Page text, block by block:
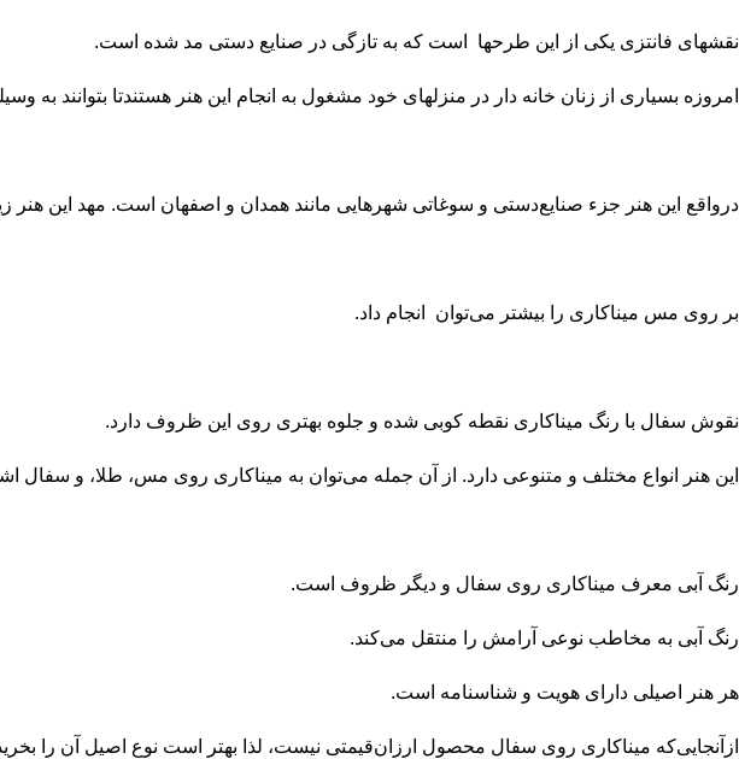
نقشهای فانتزی یکی از این طرحها است که به تازگی در صنایع دستی مد شده است.
امروزه بسیاری از زنان خانه دار در منزلهای خود مشغول به انجام این هنر هستندتا بتوانند به
درواقع این هنر جزء صنایع‌دستی و سوغاتی شهرهایی مانند همدان و اصفهان است. مهد این هنر
بر روی مس میناکاری را بیشتر می‌توان انجام داد.
نقوش سفال با رنگ میناکاری نقطه کوبی شده و جلوه بهتری روی این ظروف دارد.
این هنر انواع مختلف و متنوعی دارد. از آن جمله می‌توان به میناکاری روی مس، طلا، و سفال
رنگ آبی معرف میناکاری روی سفال و دیگر ظروف است.
رنگ آبی به مخاطب نوعی آرامش را منتقل می‌کند.
هر هنر اصیلی دارای هویت و شناسنامه است.
ازآنجایی‌که میناکاری روی سفال محصول ارزان‌قیمتی نیست، لذا بهتر است نوع اصیل آن را